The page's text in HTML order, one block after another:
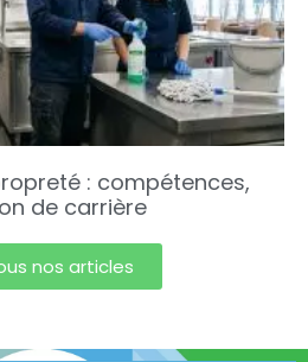
: compétences,
de carrière
nos articles